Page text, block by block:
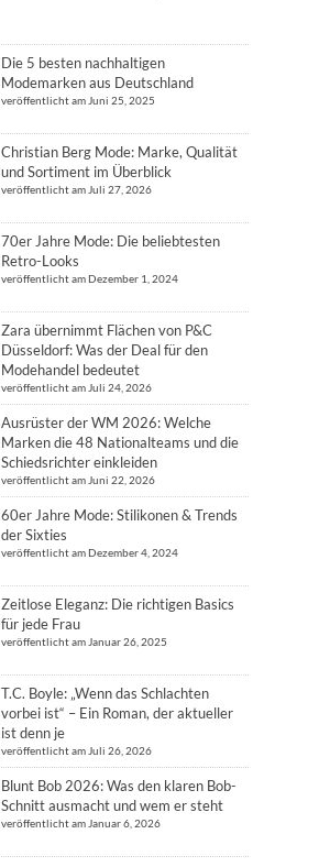
Die 5 besten nachhaltigen
Modemarken aus Deutschland
veröffentlicht am Juni 25, 2025
Christian Berg Mode: Marke, Qualität
und Sortiment im Überblick
veröffentlicht am Juli 27, 2026
70er Jahre Mode: Die beliebtesten
Retro-Looks
veröffentlicht am Dezember 1, 2024
Zara übernimmt Flächen von P&C
Düsseldorf: Was der Deal für den
Modehandel bedeutet
veröffentlicht am Juli 24, 2026
Ausrüster der WM 2026: Welche
Marken die 48 Nationalteams und die
Schiedsrichter einkleiden
veröffentlicht am Juni 22, 2026
60er Jahre Mode: Stilikonen & Trends
der Sixties
veröffentlicht am Dezember 4, 2024
Zeitlose Eleganz: Die richtigen Basics
für jede Frau
veröffentlicht am Januar 26, 2025
T.C. Boyle: „Wenn das Schlachten
vorbei ist“ – Ein Roman, der aktueller
ist denn je
veröffentlicht am Juli 26, 2026
Blunt Bob 2026: Was den klaren Bob-
Schnitt ausmacht und wem er steht
veröffentlicht am Januar 6, 2026